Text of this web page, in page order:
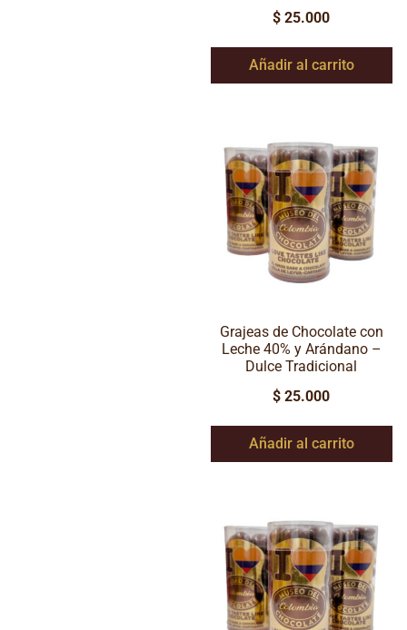
$ 25.000
Añadir al carrito
Grajeas de Chocolate con
Leche 40% y Arándano –
Dulce Tradicional
$ 25.000
Añadir al carrito